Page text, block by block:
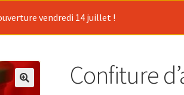
vendredi 14 juillet !
Confiture